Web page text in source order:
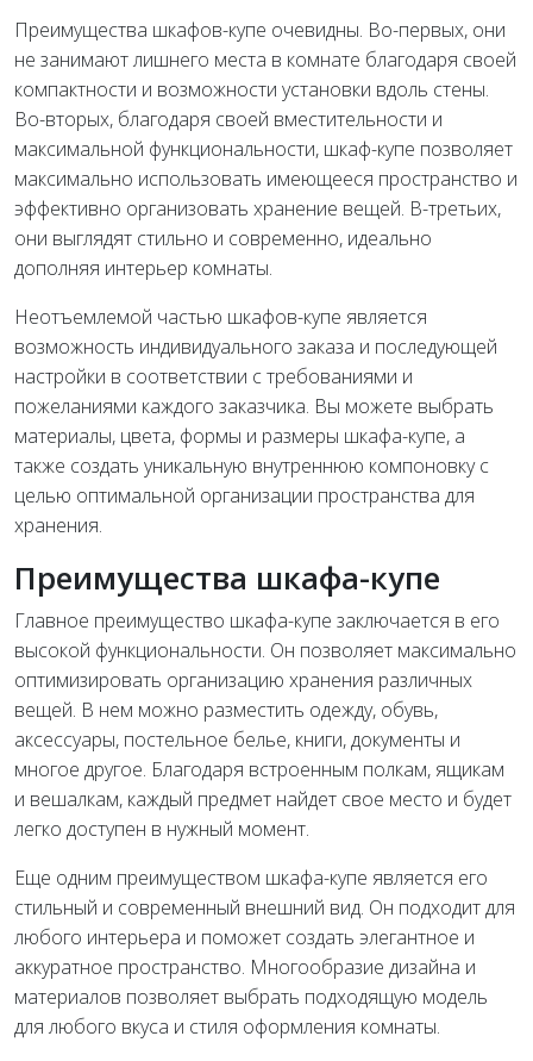
Преимущества шкафов-купе очевидны. Во-первых, они
не занимают лишнего места в комнате благодаря своей
компактности и возможности установки вдоль стены.
Во-вторых, благодаря своей вместительности и
максимальной функциональности, шкаф-купе позволяет
максимально использовать имеющееся пространство и
эффективно организовать хранение вещей. В-третьих,
они выглядят стильно и современно, идеально
дополняя интерьер комнаты.
Неотъемлемой частью шкафов-купе является
возможность индивидуального заказа и последующей
настройки в соответствии с требованиями и
пожеланиями каждого заказчика. Вы можете выбрать
материалы, цвета, формы и размеры шкафа-купе, а
также создать уникальную внутреннюю компоновку с
целью оптимальной организации пространства для
хранения.
Преимущества шкафа-купе
Главное преимущество шкафа-купе заключается в его
высокой функциональности. Он позволяет максимально
оптимизировать организацию хранения различных
вещей. В нем можно разместить одежду, обувь,
аксессуары, постельное белье, книги, документы и
многое другое. Благодаря встроенным полкам, ящикам
и вешалкам, каждый предмет найдет свое место и будет
легко доступен в нужный момент.
Еще одним преимуществом шкафа-купе является его
стильный и современный внешний вид. Он подходит для
любого интерьера и поможет создать элегантное и
аккуратное пространство. Многообразие дизайна и
материалов позволяет выбрать подходящую модель
для любого вкуса и стиля оформления комнаты.